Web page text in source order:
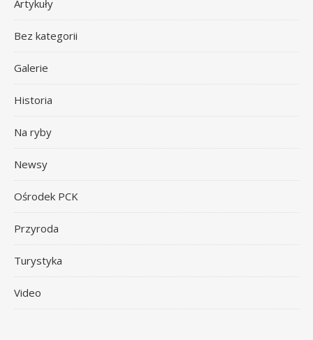
Artykuły
Bez kategorii
Galerie
Historia
Na ryby
Newsy
Ośrodek PCK
Przyroda
Turystyka
Video